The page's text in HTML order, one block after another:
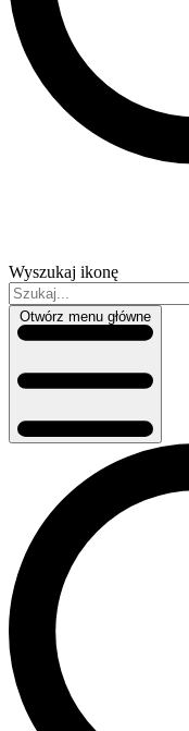
Wyszukaj ikonę
Otwórz menu główne